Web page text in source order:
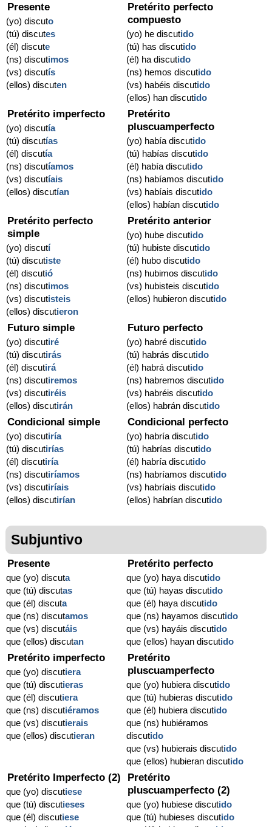
Presente
(yo) discuto
(tú) discutes
(él) discute
(ns) discutimos
(vs) discutís
(ellos) discuten
Pretérito perfecto
compuesto
(yo) he discutido
(tú) has discutido
(él) ha discutido
(ns) hemos discutido
(vs) habéis discutido
(ellos) han discutido
Pretérito imperfecto
(yo) discutía
(tú) discutías
(él) discutía
(ns) discutíamos
(vs) discutíais
(ellos) discutían
Pretérito
pluscuamperfecto
(yo) había discutido
(tú) habías discutido
(él) había discutido
(ns) habíamos discutido
(vs) habíais discutido
(ellos) habían discutido
Pretérito perfecto
simple
(yo) discutí
(tú) discutiste
(él) discutió
(ns) discutimos
(vs) discutisteis
(ellos) discutieron
Pretérito anterior
(yo) hube discutido
(tú) hubiste discutido
(él) hubo discutido
(ns) hubimos discutido
(vs) hubisteis discutido
(ellos) hubieron discutido
Futuro simple
(yo) discutiré
(tú) discutirás
(él) discutirá
(ns) discutiremos
(vs) discutiréis
(ellos) discutirán
Futuro perfecto
(yo) habré discutido
(tú) habrás discutido
(él) habrá discutido
(ns) habremos discutido
(vs) habréis discutido
(ellos) habrán discutido
Condicional simple
(yo) discutiría
(tú) discutirías
(él) discutiría
(ns) discutiríamos
(vs) discutiríais
(ellos) discutirían
Condicional perfecto
(yo) habría discutido
(tú) habrías discutido
(él) habría discutido
(ns) habríamos discutido
(vs) habríais discutido
(ellos) habrían discutido
Subjuntivo
Presente
que (yo) discuta
que (tú) discutas
que (él) discuta
que (ns) discutamos
que (vs) discutáis
que (ellos) discutan
Pretérito perfecto
que (yo) haya discutido
que (tú) hayas discutido
que (él) haya discutido
que (ns) hayamos discutido
que (vs) hayáis discutido
que (ellos) hayan discutido
Pretérito imperfecto
que (yo) discutiera
que (tú) discutieras
que (él) discutiera
que (ns) discutiéramos
que (vs) discutierais
que (ellos) discutieran
Pretérito
pluscuamperfecto
que (yo) hubiera discutido
que (tú) hubieras discutido
que (él) hubiera discutido
que (ns) hubiéramos
discutido
que (vs) hubierais discutido
que (ellos) hubieran discutido
Pretérito Imperfecto (2)
que (yo) discutiese
que (tú) discutieses
que (él) discutiese
Pretérito
pluscuamperfecto (2)
que (yo) hubiese discutido
que (tú) hubieses discutido